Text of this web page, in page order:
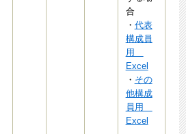
合
・ 代表
構成員
用
Excel
・ その
他構成
員用
Excel